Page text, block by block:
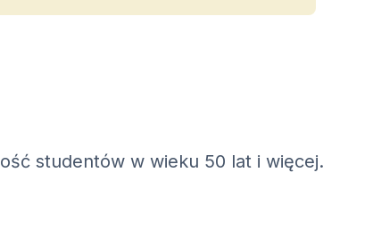
studentów w wieku 50 lat i więcej.